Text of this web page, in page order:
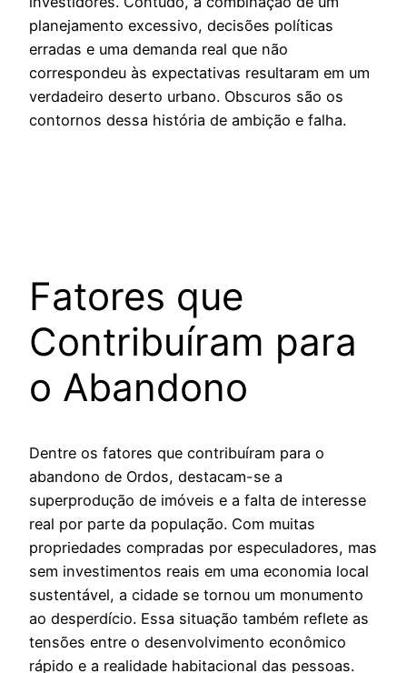
planejamento excessivo, decisões políticas
erradas e uma demanda real que não
correspondeu às expectativas resultaram em um
verdadeiro deserto urbano. Obscuros são os
contornos dessa história de ambição e falha.
Fatores que
Contribuíram para
o Abandono
Dentre os fatores que contribuíram para o
abandono de Ordos, destacam-se a
superprodução de imóveis e a falta de interesse
real por parte da população. Com muitas
propriedades compradas por especuladores, mas
sem investimentos reais em uma economia local
sustentável, a cidade se tornou um monumento
ao desperdício. Essa situação também reflete as
tensões entre o desenvolvimento econômico
rápido e a realidade habitacional das pessoas.